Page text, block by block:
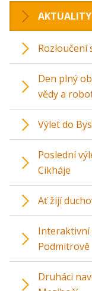
AKTUALITY
Rozloučení
Den plný
vědy a
Výlet do
Poslední
Cikháje
Ať žijí
Interaktivní
Podmitrově
Druháci